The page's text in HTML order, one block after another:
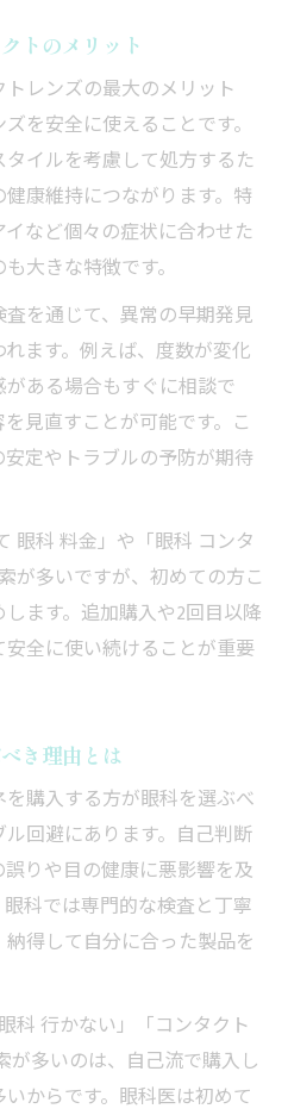
トのメリット
レンズの最大のメリット
を安全に使えることです。
イルを考慮して処方するた
康維持につながります。特
など個々の症状に合わせた
大きな特徴です。
を通じて、異常の早期発見
ます。例えば、度数が変化
ある場合もすぐに相談で
見直すことが可能です。こ
定やトラブルの予防が期待
眼科 料金」や「眼科 コンタ
が多いですが、初めての方こ
ます。追加購入や2回目以降
全に使い続けることが重要
き理由とは
購入する方が眼科を選ぶべ
回避にあります。自己判断
りや目の健康に悪影響を及
科では専門的な検査と丁寧
得して自分に合った製品を
科 行かない」「コンタクト
が多いのは、自己流で購入し
からです。眼科医は初めて